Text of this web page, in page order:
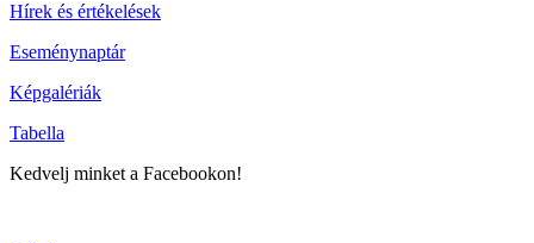
Hírek és értékelések
Eseménynaptár
Képgalériák
Tabella
Kedvelj minket a Facebookon!